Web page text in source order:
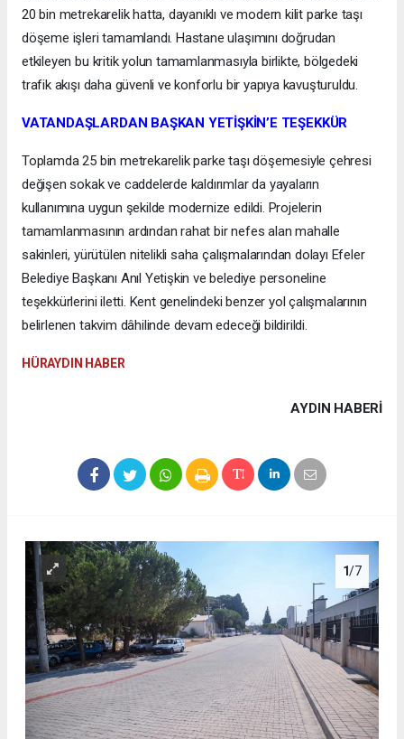
20 bin metrekarelik hatta, dayanıklı ve modern kilit parke taşı
döşeme işleri tamamlandı. Hastane ulaşımını doğrudan
etkileyen bu kritik yolun tamamlanmasıyla birlikte, bölgedeki
trafik akışı daha güvenli ve konforlu bir yapıya kavuşturuldu.
VATANDAŞLARDAN BAŞKAN YETİŞKİN’E TEŞEKKÜR
Toplamda 25 bin metrekarelik parke taşı döşemesiyle çehresi
değişen sokak ve caddelerde kaldırımlar da yayaların
kullanımına uygun şekilde modernize edildi. Projelerin
tamamlanmasının ardından rahat bir nefes alan mahalle
sakinleri, yürütülen nitelikli saha çalışmalarından dolayı Efeler
Belediye Başkanı Anıl Yetişkin ve belediye personeline
teşekkürlerini iletti. Kent genelindeki benzer yol çalışmalarının
belirlenen takvim dâhilinde devam edeceği bildirildi.
HÜRAYDIN HABER
AYDIN HABERİ
1/7